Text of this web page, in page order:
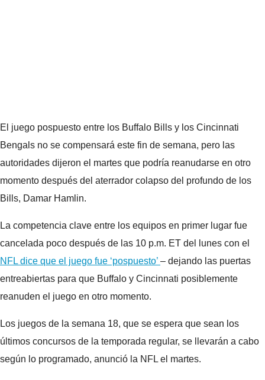
El juego pospuesto entre los Buffalo Bills y los Cincinnati
Bengals no se compensará este fin de semana, pero las
autoridades dijeron el martes que podría reanudarse en otro
momento después del aterrador colapso del profundo de los
Bills, Damar Hamlin.
La competencia clave entre los equipos en primer lugar fue
cancelada poco después de las 10 p.m. ET del lunes con el
NFL dice que el juego fue ‘pospuesto’ – dejando las puertas
entreabiertas para que Buffalo y Cincinnati posiblemente
reanuden el juego en otro momento.
Los juegos de la semana 18, que se espera que sean los
últimos concursos de la temporada regular, se llevarán a cabo
según lo programado, anunció la NFL el martes.